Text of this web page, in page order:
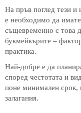
На пръв поглед тези и
е необходимо да
същевременно с това
букмейкърите –
практика.
Най-добре е да
според честотата и
поне минимален срок,
залагания.